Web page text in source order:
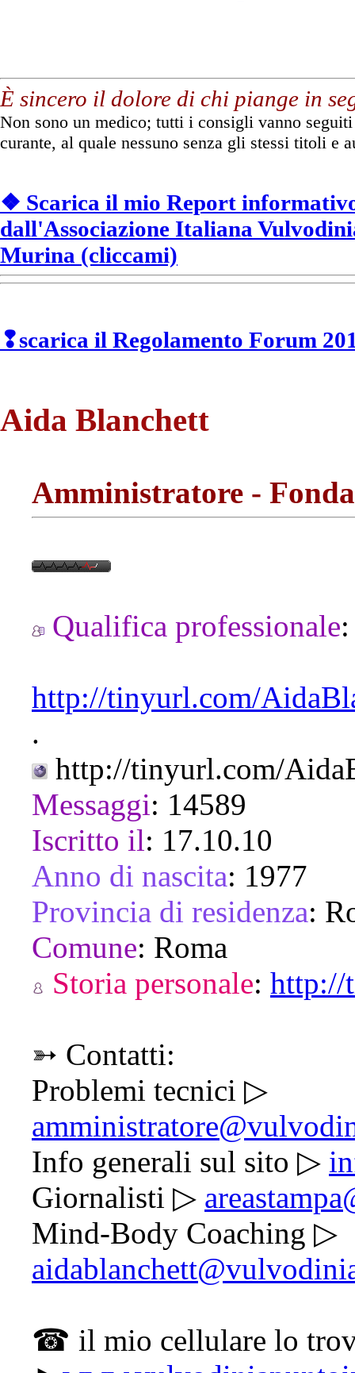
È sincero il dolore di chi piange in
Non sono un medico; tutti i consigli vanno
curante, al quale nessuno senza gli stessi titoli e
❖ Scarica il mio Report
dall'Associazione Italiana
Murina (cliccami)
❢scarica il Regolamento Forum
Aida Blanchett
Amministratore -
Qualifica professionale
http://tinyurl.com/
.
http://tinyurl.com/
Messaggi: 14589
Iscritto il: 17.10.10
Anno di nascita: 1977
Provincia di residenza:
Comune: Roma
Storia personale: http://
➳ Contatti:
Problemi tecnici ▷
Info generali sul sito ▷
Giornalisti ▷
Mind-Body Coaching ▷
☎ il mio cellulare lo